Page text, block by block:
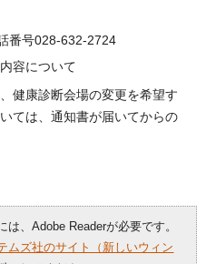
番号028-632-2724
容について
健康診断会場の変更を希望す
ては、通知書が届いてからの
、Adobe Readerが必要です。
ムズ社のサイト（新しいウィン